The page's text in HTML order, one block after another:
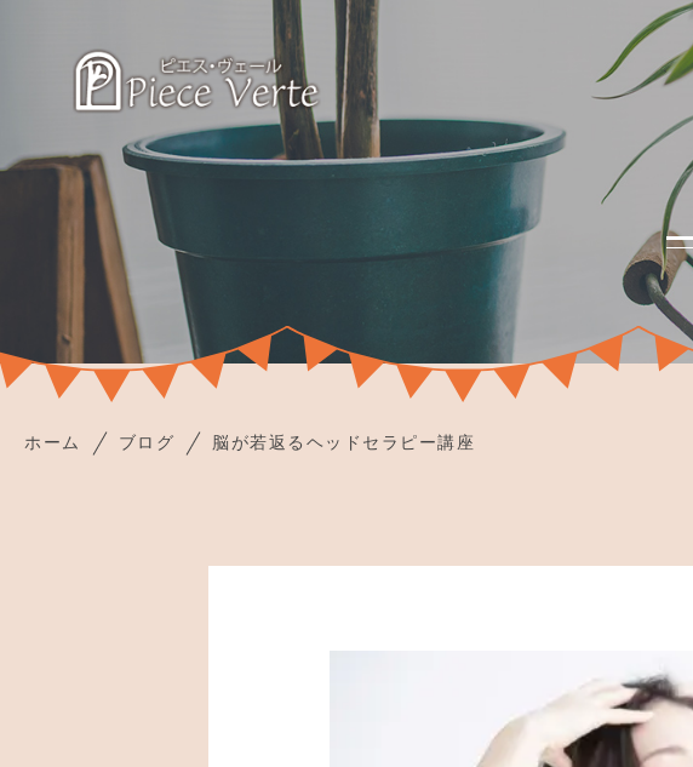
ホーム ブログ 脳が若返るヘッドセラピー講座